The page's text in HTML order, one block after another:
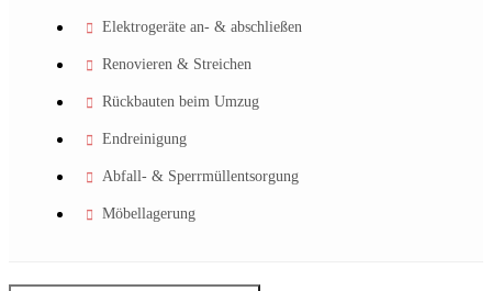
Elektrogeräte an- & abschließen
Renovieren & Streichen
Rückbauten beim Umzug
Endreinigung
Abfall- & Sperrmüllentsorgung
Möbellagerung